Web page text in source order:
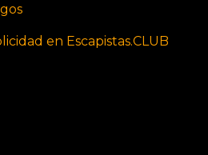
en Escapistas.CLUB